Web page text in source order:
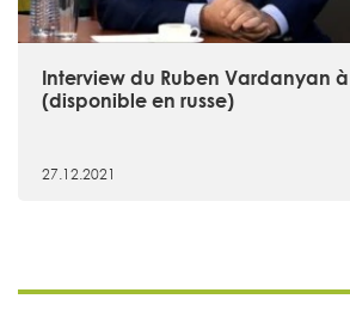
Interview du Ruben Vardanyan à
(disponible en russe)
27.12.2021